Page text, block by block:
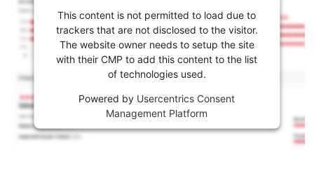
This content is not permitted to load due to
trackers that are not disclosed to the visitor.
The website owner needs to setup the site
with their CMP to add this content to the list
of technologies used.
Powered by Usercentrics Consent
Management Platform